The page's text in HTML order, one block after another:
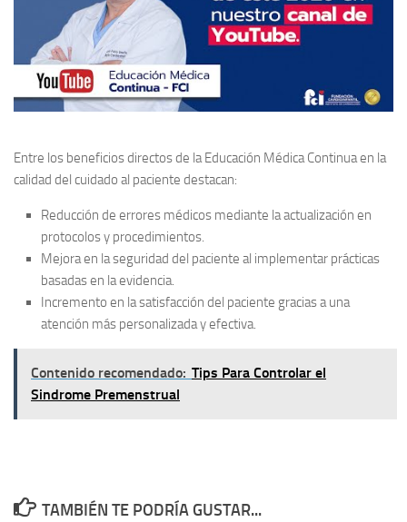
Entre los beneficios directos de la Educación Médica Continua en la
calidad del cuidado al paciente destacan:
Reducción de errores médicos mediante la actualización en
protocolos y procedimientos.
Mejora en la seguridad del paciente al implementar prácticas
basadas en la evidencia.
Incremento en la satisfacción del paciente gracias a una
atención más personalizada y efectiva.
Contenido recomendado: Tips Para Controlar el
Sindrome Premenstrual
TAMBIÉN TE PODRÍA GUSTAR...